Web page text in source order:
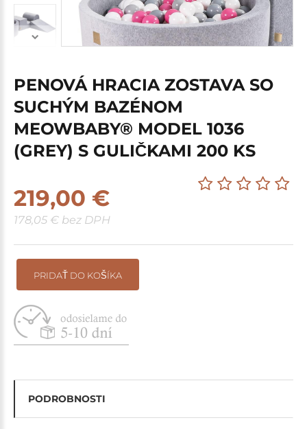
PENOVÁ HRACIA ZOSTAVA SO
SUCHÝM BAZÉNOM
MEOWBABY® MODEL 1036
(GREY) S GULIČKAMI 200 KS
219,00 €
178,05 € bez DPH
PRIDAŤ DO KOŠÍKA
PODROBNOSTI